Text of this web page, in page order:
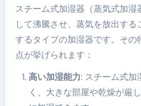
スチーム式加湿器（蒸気式加湿
して沸騰させ、蒸気を放出する
するタイプの加湿器です。その
点が挙げられます：
高い加湿能力: スチーム式加
く、大きな部屋や乾燥が厳